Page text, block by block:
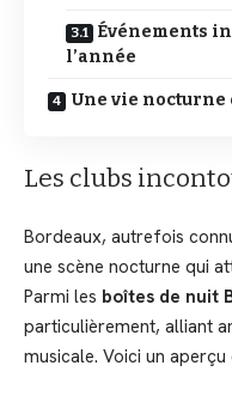
Événements
l’année
Une vie nocturne
Les clubs
Bordeaux, autrefois
une scène nocturne qui
Parmi les boîtes de nuit
particulièrement, alliant
musicale. Voici un